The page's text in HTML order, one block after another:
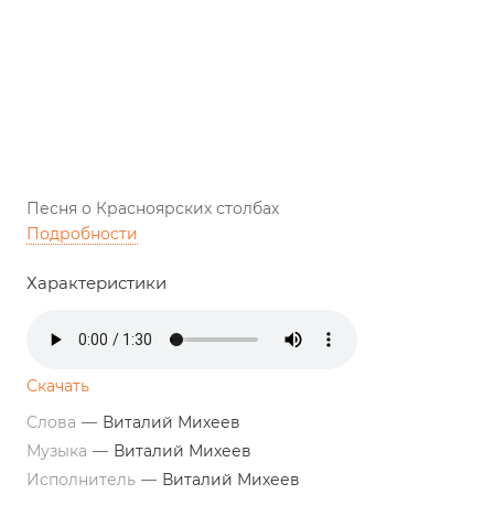
Песня о Красноярских столбах
Подробности
Характеристики
Скачать
Слова — Виталий Михеев
Музыка — Виталий Михеев
Исполнитель — Виталий Михеев